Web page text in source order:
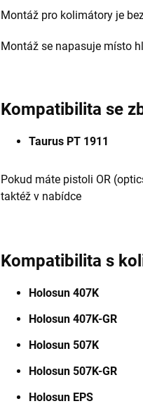
Montáž pro kolimátory je
Montáž se napasuje místo
Kompatibilita se
Taurus PT 1911
Pokud máte pistoli OR
taktéž v nabídce
Kompatibilita s
Holosun 407K
Holosun 407K-GR
Holosun 507K
Holosun 507K-GR
Holosun EPS